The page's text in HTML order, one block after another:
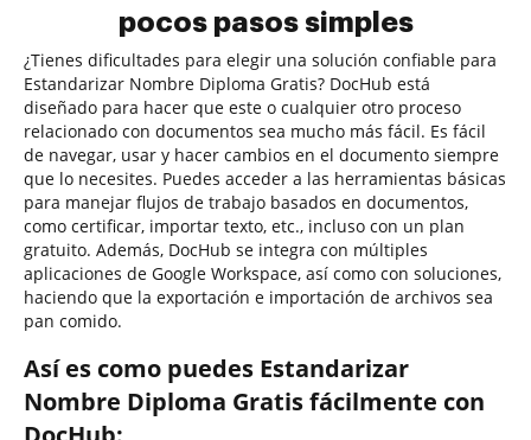
pocos pasos simples
¿Tienes dificultades para elegir una solución confiable para
Estandarizar Nombre Diploma Gratis? DocHub está
diseñado para hacer que este o cualquier otro proceso
relacionado con documentos sea mucho más fácil. Es fácil
de navegar, usar y hacer cambios en el documento siempre
que lo necesites. Puedes acceder a las herramientas básicas
para manejar flujos de trabajo basados en documentos,
como certificar, importar texto, etc., incluso con un plan
gratuito. Además, DocHub se integra con múltiples
aplicaciones de Google Workspace, así como con soluciones,
haciendo que la exportación e importación de archivos sea
pan comido.
Así es como puedes Estandarizar
Nombre Diploma Gratis fácilmente con